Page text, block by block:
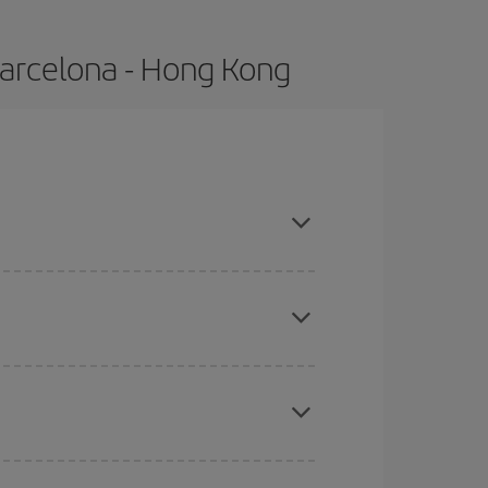
- Hong Kong